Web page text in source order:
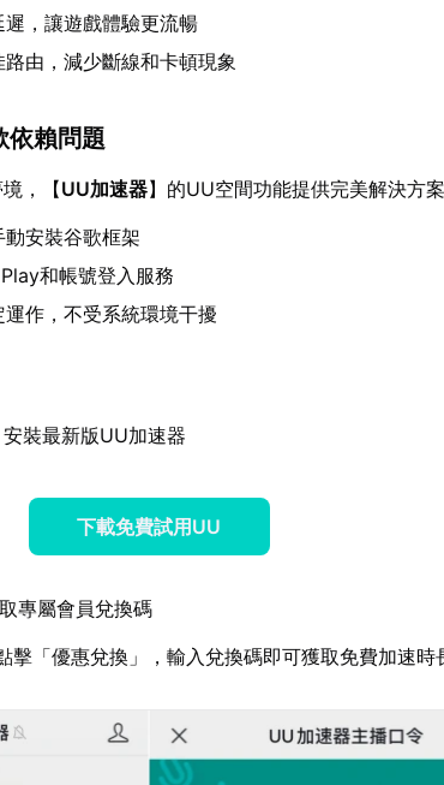
，讓遊戲體驗更流暢
由，減少斷線和卡頓現象
依賴問題
，【UU加速器】的UU空間功能提供完美解決方
安裝谷歌框架
和帳號登入服務
作，不受系統環境干擾
裝最新版UU加速器
下載免費試用UU
專屬會員兌換碼
擊「優惠兌換」，輸入兌換碼即可獲取免費加速時